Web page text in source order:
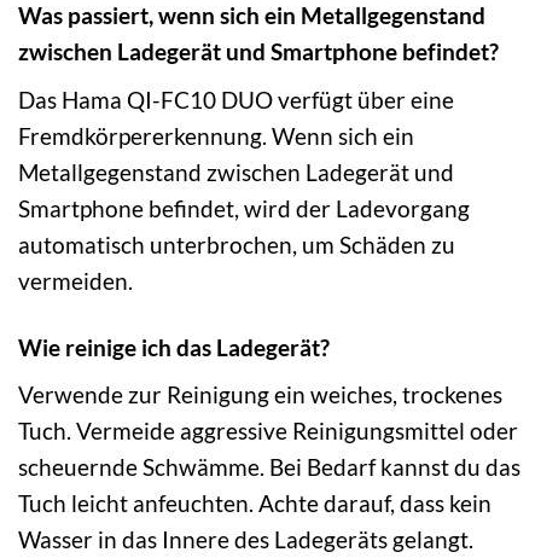
Was passiert, wenn sich ein Metallgegenstand
zwischen Ladegerät und Smartphone befindet?
Das Hama QI-FC10 DUO verfügt über eine
Fremdkörpererkennung. Wenn sich ein
Metallgegenstand zwischen Ladegerät und
Smartphone befindet, wird der Ladevorgang
automatisch unterbrochen, um Schäden zu
vermeiden.
Wie reinige ich das Ladegerät?
Verwende zur Reinigung ein weiches, trockenes
Tuch. Vermeide aggressive Reinigungsmittel oder
scheuernde Schwämme. Bei Bedarf kannst du das
Tuch leicht anfeuchten. Achte darauf, dass kein
Wasser in das Innere des Ladegeräts gelangt.